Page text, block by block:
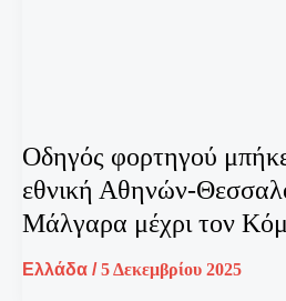
Οδηγός φορτηγού
εθνική Αθηνών-
Μάλγαρα μέχρι τον
Ελλάδα /5 Δεκεμβρίου 2025